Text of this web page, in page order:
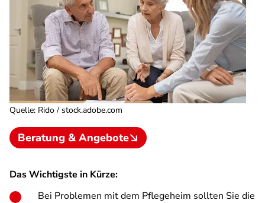
Quelle: Rido / stock.adobe.com
Beratung & Angebote
Das Wichtigste in Kürze:
Bei Problemen mit dem Pflegeheim sollten Sie die